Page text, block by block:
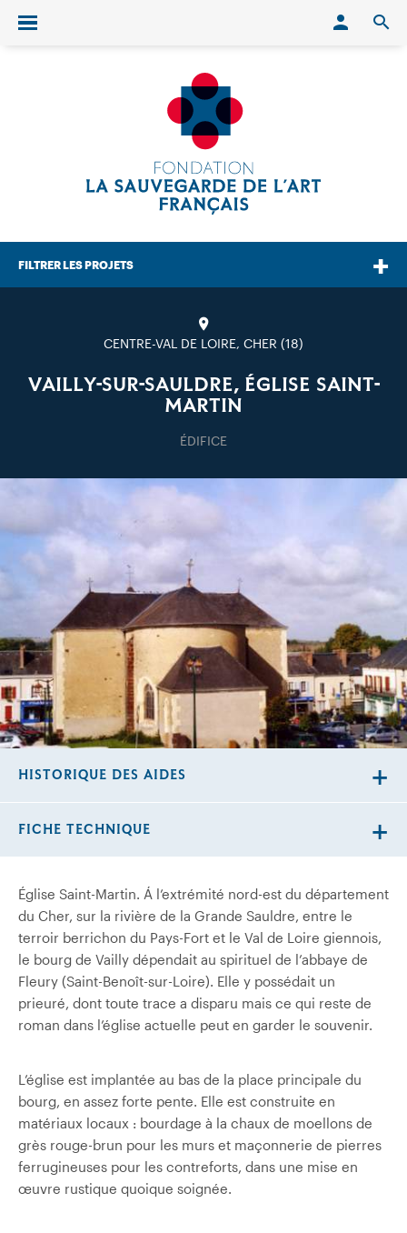
Ouvrir/fermer le menu
FILTRER LES PROJETS
CENTRE-VAL DE LOIRE, CHER (18)
VAILLY-SUR-SAULDRE, ÉGLISE SAINT-
MARTIN
ÉDIFICE
Église Saint-Martin. Á l’extrémité nord-est du département
du Cher, sur la rivière de la Grande Sauldre, entre le
terroir berrichon du Pays-Fort et le Val de Loire giennois,
le bourg de Vailly dépendait au spirituel de l’abbaye de
Fleury (Saint-Benoît-sur-Loire). Elle y possédait un
prieuré, dont toute trace a disparu mais ce qui reste de
roman dans l’église actuelle peut en garder le souvenir.
L’église est implantée au bas de la place principale du
bourg, en assez forte pente. Elle est construite en
matériaux locaux : bourdage à la chaux de moellons de
grès rouge-brun pour les murs et maçonnerie de pierres
ferrugineuses pour les contreforts, dans une mise en
œuvre rustique quoique soignée.
HISTORIQUE DES AIDES
FICHE TECHNIQUE